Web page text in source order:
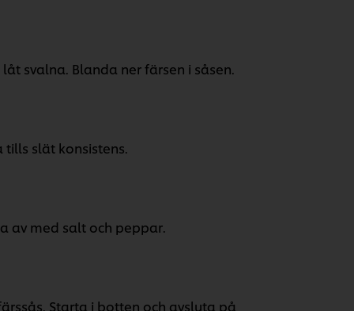
svalna. Blanda ner färsen i såsen.
tills slät konsistens.
av med salt och peppar.
Starta i botten och avsluta på